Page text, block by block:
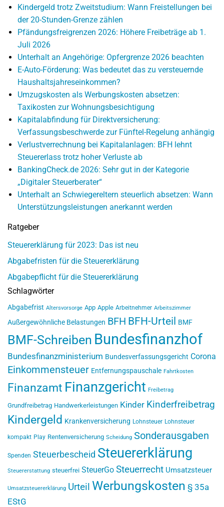
Kindergeld trotz Zweitstudium: Wann Freistellungen bei
der 20-Stunden-Grenze zählen
Pfändungsfreigrenzen 2026: Höhere Freibeträge ab 1.
Juli 2026
Unterhalt an Angehörige: Opfergrenze 2026 beachten
E-Auto-Förderung: Was bedeutet das zu versteuernde
Haushaltsjahreseinkommen?
Umzugskosten als Werbungskosten absetzen:
Taxikosten zur Wohnungsbesichtigung
Kapitalabfindung für Direktversicherung:
Verfassungsbeschwerde zur Fünftel-Regelung anhängig
Verlustverrechnung bei Kapitalanlagen: BFH lehnt
Steuererlass trotz hoher Verluste ab
BankingCheck.de 2026: Sehr gut in der Kategorie
„Digitaler Steuerberater“
Unterhalt an Schwiegereltern steuerlich absetzen: Wann
Unterstützungsleistungen anerkannt werden
Ratgeber
Steuererklärung für 2023: Das ist neu
Abgabefristen für die Steuererklärung
Abgabepflicht für die Steuererklärung
Schlagwörter
Abgabefrist Altersvorsorge App Apple Arbeitnehmer Arbeitszimmer
Außergewöhnliche Belastungen BFH BFH-Urteil BMF
BMF-Schreiben Bundesfinanzhof
Bundesfinanzministerium Bundesverfassungsgericht Corona
Einkommensteuer Entfernungspauschale Fahrtkosten
Finanzamt Finanzgericht Freibetrag
Grundfreibetrag Handwerkerleistungen Kinder Kinderfreibetrag
Kindergeld Krankenversicherung Lohnsteuer Lohnsteuer
kompakt Play Rentenversicherung Scheidung Sonderausgaben
Spenden Steuerbescheid Steuererklärung
Steuererstattung steuerfrei SteuerGo Steuerrecht Umsatzsteuer
Umsatzsteuererklärung Urteil Werbungskosten § 35a
EStG